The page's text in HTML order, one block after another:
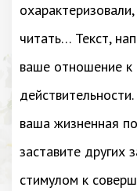
читать… Текст,
ваше отношение
ваша жизненная
заставите других
стимулом к